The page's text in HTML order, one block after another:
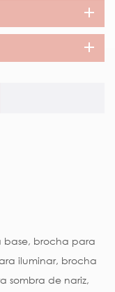
base, brocha para
iluminar, brocha
sombra de nariz,